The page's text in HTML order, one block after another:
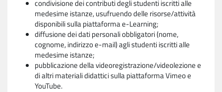
condivisione dei contributi degli studenti iscritti alle
medesime istanze, usufruendo delle risorse/attività
disponibili sulla piattaforma e-Learning;
diffusione dei dati personali obbligatori (nome,
cognome, indirizzo e-mail) agli studenti iscritti alle
medesime istanze;
pubblicazione della videoregistrazione/videolezione e
di altri materiali didattici sulla piattaforma Vimeo e
YouTube.